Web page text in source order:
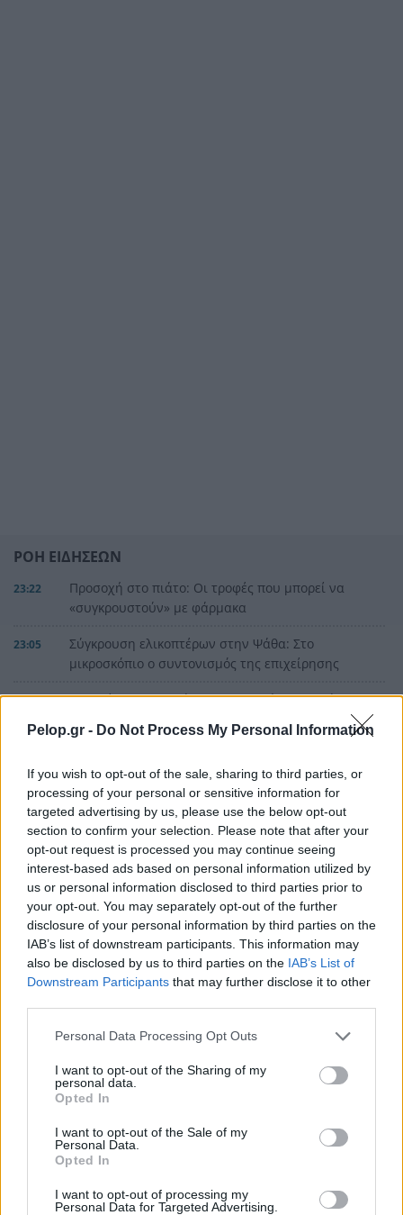
Pelop.gr - Do Not Process My Personal Information
If you wish to opt-out of the sale, sharing to third parties, or
processing of your personal or sensitive information for
targeted advertising by us, please use the below opt-out
section to confirm your selection. Please note that after your
opt-out request is processed you may continue seeing
interest-based ads based on personal information utilized by
us or personal information disclosed to third parties prior to
your opt-out. You may separately opt-out of the further
disclosure of your personal information by third parties on the
IAB’s list of downstream participants. This information may
also be disclosed by us to third parties on the IAB’s List of
Downstream Participants that may further disclose it to other
Please note that this website/app uses one or more Google
not limited to your visit or usage behaviour. You may click to
grant or deny consent to Google and its third-party tags to
use your data for below specified purposes in below Google
consent section.
Personal Data Processing Opt Outs
I want to opt-out of the Sharing of my
personal data.
Opted In
I want to opt-out of the Sale of my
Personal Data.
Opted In
I want to opt-out of processing my
Personal Data for Targeted Advertising.
ΡΟΗ ΕΙΔΗΣΕΩΝ
23:22
Προσοχή στο πιάτο: Οι τροφές που μπορεί να
«συγκρουστούν» με φάρμακα
23:05
Σύγκρουση ελικοπτέρων στην Ψάθα: Στο
μικροσκόπιο ο συντονισμός της επιχείρησης
22:53
«Φωτιές-ανεμοστρόβιλοι»: Το σπάνιο φαινόμενο
που κάνει τις πυρκαγιές ακόμη πιο επικίνδυνες
στην Ευρώπη
22:45
Ουκρανία: Η αόρατη σύγκρουση της τεχνολογίας
– Drones, δορυφόροι και AI στην πρώτη γραμμή
22:34
Το βραδινό που χορταίνει και βοηθά στον
έλεγχο του βάρους
22:23
Ο Ελληνοκύπριος νομπελίστας Ντέμης
Χασάμπης στο «τιμόνι» της Google AI
22:15
HELLENiQ ENERGY: Έως 25 εκατ. ευρώ για έργα
αποκατάστασης στις πυρόπληκτες περιοχές
μακροζωία
Ηλεκτρική διασύνδεση Ελλάδας – Κύπρου:
Μπήκε η Meridiam στο έργο του ΑΔΜΗΕ
Η Σκόπελος στους κορυφαίους
κινηματογραφικούς προορισμούς της Μεσογείου
έλεγχο του βάρους
ΟΛΕΣ ΟΙ ΕΙΔΗΣΕΙΣ